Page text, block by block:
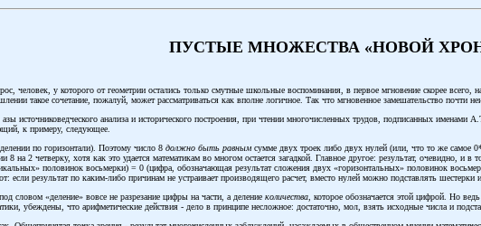
ПУСТЫЕ МНОЖЕСТВА «НОВОЙ
человек, у которого от геометрии остались только смутные школьные воспоминания, в первое мгновение скорее
такое сочетание, пожалуй, может рассматриваться как вполне логичное. Так что мгновенное замешательство почти
источниковедческого анализа и исторического построения, при чтении многочисленных трудов, подписанных
к примеру, следующее.
по горизонтали). Поэтому число 8 должно быть равным сумме двух троек либо двух нулей (или, что то же самое
8 на 2 четверку, хотя как это удается математикам во многом остается загадкой. Главное другое: результат,
половинок восьмерки) = 0 (цифра, обозначающая результат сложения двух «горизонтальных» половинок
если результат по каким-либо причинам не устраивает производящего расчет, вместо нулей можно подставлять
словом «деление» вовсе не разрезание цифры на части, а деление количества , которое обозначается этой цифрой. Но
убеждены, что арифметические действия - дело в принципе несложное: достаточно, мол, взять исходные числа и